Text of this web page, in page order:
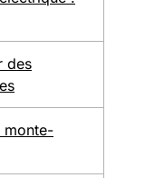
des
monte-